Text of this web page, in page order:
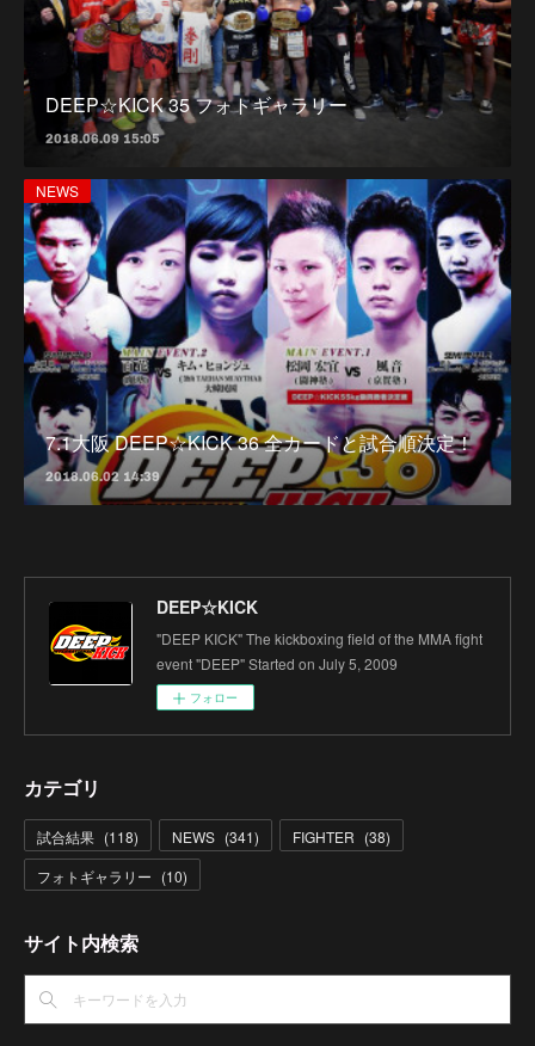
DEEP☆KICK 35 フォトギャラリー
2018.06.09 15:05
NEWS
7.1大阪 DEEP☆KICK 36 全カードと試合順決定！
2018.06.02 14:39
DEEP☆KICK
"DEEP KICK" The kickboxing field of the MMA fight
event "DEEP" Started on July 5, 2009
フォロー
カテゴリ
試合結果 (118) NEWS (341) FIGHTER (38)
フォトギャラリー (10)
サイト内検索